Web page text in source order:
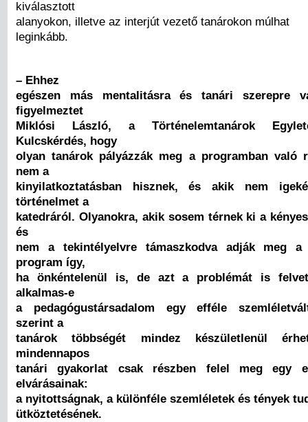
kiválasztott
alanyokon, illetve az interjút vezető tanárokon múlhat
leginkább.
– Ehhez
egészen más mentalitásra és tanári szerepre
figyelmeztet
Miklósi László, a Történelemtanárok
Kulcskérdés, hogy
olyan tanárok pályázzák meg a programban való
nem a
kinyilatkoztatásban hisznek, és akik nem
történelmet a
katedráról. Olyanokra, akik sosem térnek ki a
és
nem a tekintélyelvre támaszkodva adják meg a
program így,
ha önkéntelenül is, de azt a problémát is
alkalmas-e
a pedagógustársadalom egy efféle
szerint a
tanárok többségét mindez készületlenül
mindennapos
tanári gyakorlat csak részben felel meg egy
elvárásainak:
a nyitottságnak, a különféle szemléletek és tények
ütköztetésének.